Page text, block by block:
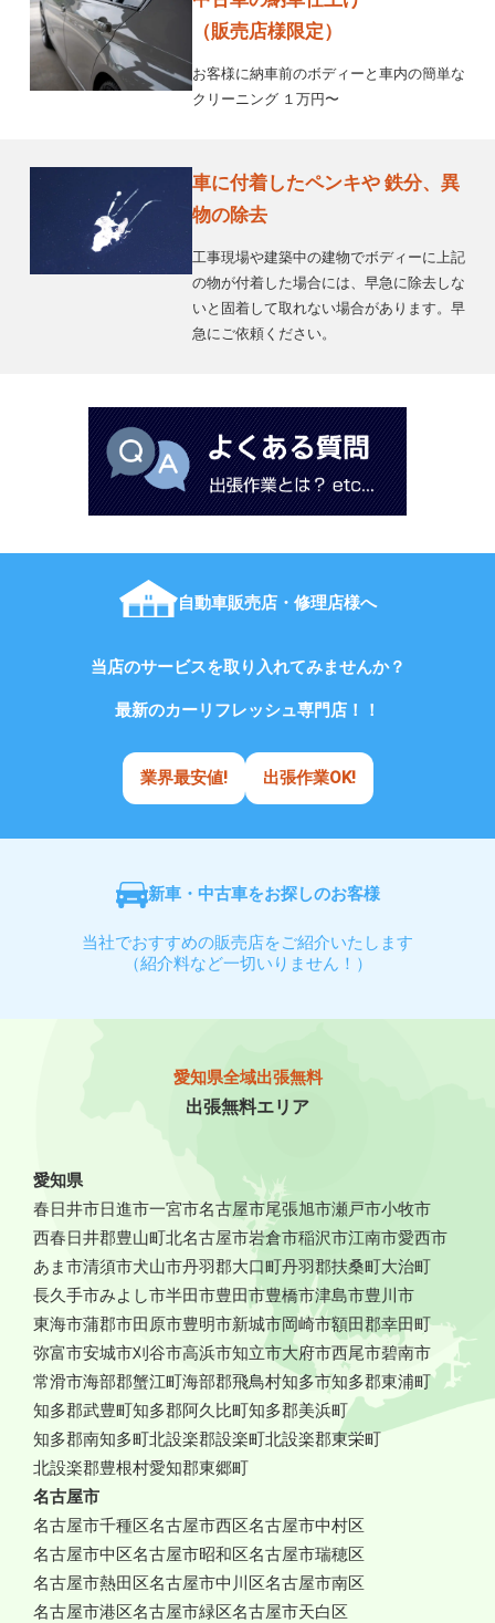
（販売店様限定）
お客様に納車前のボディーと車内の簡単な
クリーニング １万円〜
車に付着したペンキや 鉄分、異
物の除去
工事現場や建築中の建物でボディーに上記
の物が付着した場合には、早急に除去しな
いと固着して取れない場合があります。早
急にご依頼ください。
自動車販売店・修理店様へ
当店のサービスを取り入れてみませんか？
最新のカーリフレッシュ専門店！！
業界最安値! 出張作業OK!
新車・中古車をお探しのお客様
当社でおすすめの販売店をご紹介いたします
（紹介料など一切いりません！）
愛知県全域出張無料
出張無料エリア
愛知県
春日井市日進市一宮市名古屋市尾張旭市瀬戸市小牧市
西春日井郡豊山町北名古屋市岩倉市稲沢市江南市愛西市
あま市清須市犬山市丹羽郡大口町丹羽郡扶桑町大治町
長久手市みよし市半田市豊田市豊橋市津島市豊川市
東海市蒲郡市田原市豊明市新城市岡崎市額田郡幸田町
弥富市安城市刈谷市高浜市知立市大府市西尾市碧南市
常滑市海部郡蟹江町海部郡飛鳥村知多市知多郡東浦町
知多郡武豊町知多郡阿久比町知多郡美浜町
知多郡南知多町北設楽郡設楽町北設楽郡東栄町
北設楽郡豊根村愛知郡東郷町
名古屋市
名古屋市千種区名古屋市西区名古屋市中村区
名古屋市中区名古屋市昭和区名古屋市瑞穂区
名古屋市熱田区名古屋市中川区名古屋市南区
名古屋市港区名古屋市緑区名古屋市天白区